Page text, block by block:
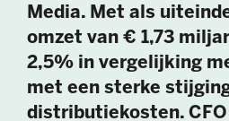
Media. Met als
omzet van € 1,73
2,5% in vergelijking
met een sterke
distributiekosten.